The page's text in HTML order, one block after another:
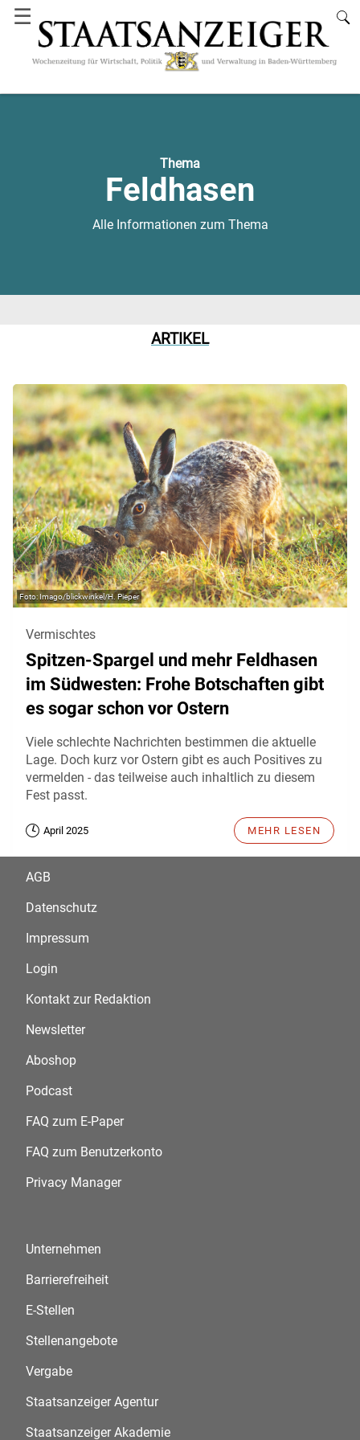
☰
Thema
Feldhasen
Alle Informationen zum Thema
ARTIKEL
Imago/blickwinkel/H. Pieper
Vermischtes
Spitzen-Spargel und mehr Feldhasen
im Südwesten: Frohe Botschaften gibt
es sogar schon vor Ostern
Viele schlechte Nachrichten bestimmen die aktuelle
Lage. Doch kurz vor Ostern gibt es auch Positives zu
vermelden - das teilweise auch inhaltlich zu diesem
Fest passt.
April 2025 MEHR LESEN
AGB
Datenschutz
Impressum
Login
Kontakt zur Redaktion
Newsletter
Aboshop
Podcast
FAQ zum E-Paper
FAQ zum Benutzerkonto
Privacy Manager
Unternehmen
Barrierefreiheit
E-Stellen
Stellenangebote
Vergabe
Staatsanzeiger Agentur
Staatsanzeiger Akademie